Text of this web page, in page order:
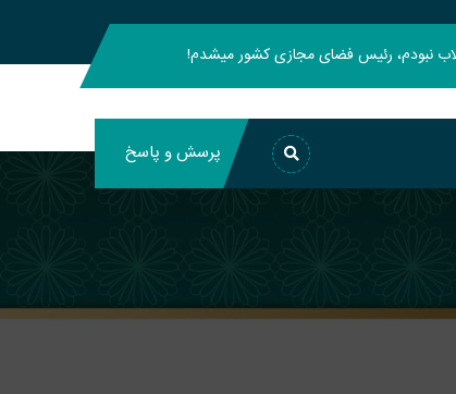
نبودم، رئیس فضای مجازی کشور میشدم!
پرسش و پاسخ